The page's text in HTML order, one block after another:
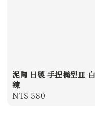
泥陶 日製 手捏橢型皿 白
練
Regular
NT$ 580